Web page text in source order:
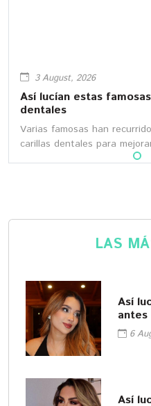
3 August, 2026
Así lucían estas
dentales
Varias famosas han
carillas dentales para
LAS
Así
6
Así